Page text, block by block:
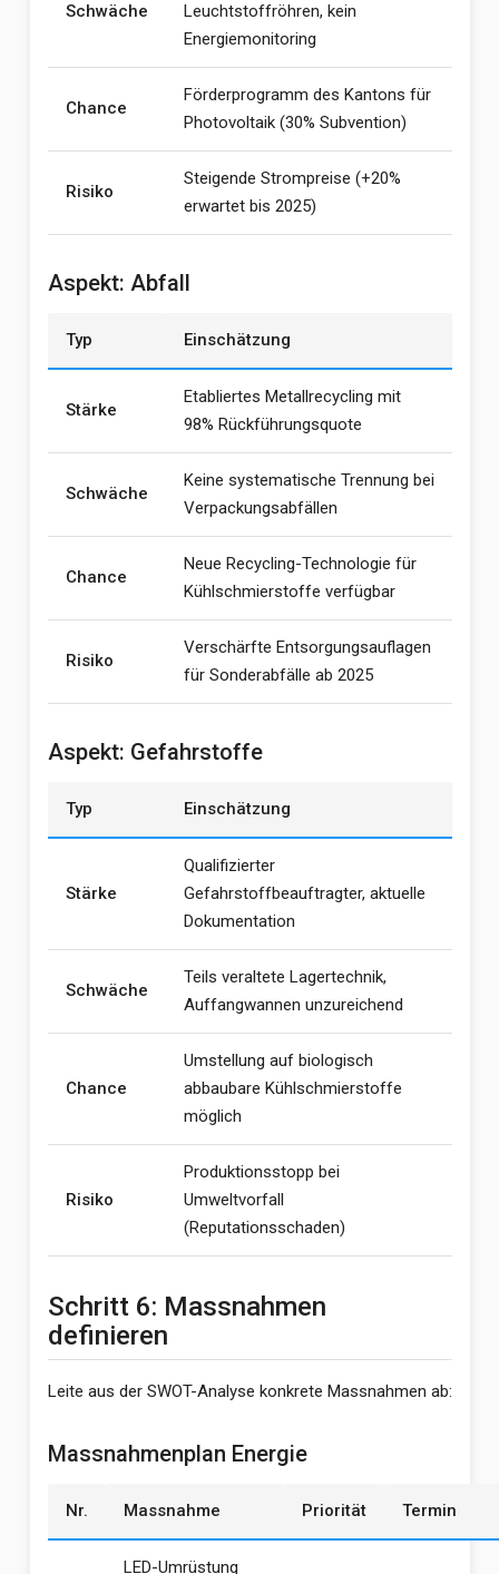
Schwäche
Leuchtstoffröhren, kein
Energiemonitoring
Chance
Förderprogramm des Kantons für
Photovoltaik (30% Subvention)
Risiko
Steigende Strompreise (+20%
erwartet bis 2025)
Aspekt: Abfall
Typ Einschätzung
Stärke
Etabliertes Metallrecycling mit
98% Rückführungsquote
Schwäche
Keine systematische Trennung bei
Verpackungsabfällen
Chance
Neue Recycling-Technologie für
Kühlschmierstoffe verfügbar
Risiko
Verschärfte Entsorgungsauflagen
für Sonderabfälle ab 2025
Aspekt: Gefahrstoffe
Typ Einschätzung
Stärke
Qualifizierter
Gefahrstoffbeauftragter, aktuelle
Dokumentation
Schwäche
Teils veraltete Lagertechnik,
Auffangwannen unzureichend
Chance
Umstellung auf biologisch
abbaubare Kühlschmierstoffe
möglich
Risiko
Produktionsstopp bei
Umweltvorfall
(Reputationsschaden)
Schritt 6: Massnahmen
definieren
Leite aus der SWOT-Analyse konkrete Massnahmen ab:
Massnahmenplan Energie
Nr. Massnahme Priorität Termin
LED-Umrüstung